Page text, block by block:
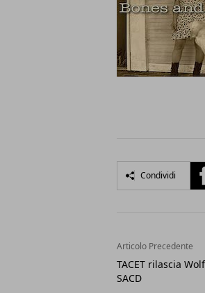
Condividi
Articolo Precedente
TACET rilascia
SACD